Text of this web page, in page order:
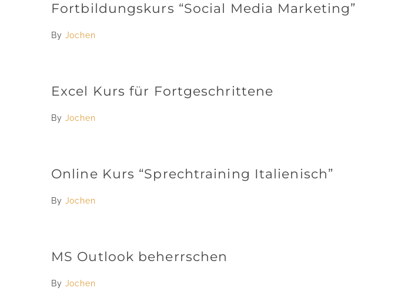
Fortbildungskurs “Social Media Marketing”
By Jochen
Excel Kurs für Fortgeschrittene
By Jochen
Online Kurs “Sprechtraining Italienisch”
By Jochen
MS Outlook beherrschen
By Jochen